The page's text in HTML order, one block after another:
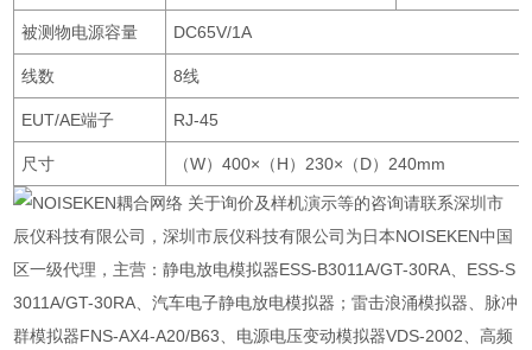
被测物电源容量 DC65V/1A
线数 8线
EUT/AE端子 RJ-45
尺寸 （W）400×（H）230×（D）240mm
关于询价及样机演示等的咨询请联系深圳市
辰仪科技有限公司，深圳市辰仪科技有限公司为日本NOISEKEN中国
区一级代理，主营：静电放电模拟器ESS-B3011A/GT-30RA、ESS-S
3011A/GT-30RA、汽车电子静电放电模拟器；雷击浪涌模拟器、脉冲
群模拟器FNS-AX4-A20/B63、电源电压变动模拟器VDS-2002、高频